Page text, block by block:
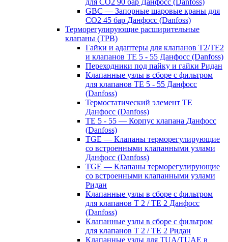
для CO2 90 бар Данфосс (Danfoss)
GBC — Запорные шаровые краны для
CO2 45 бар Данфосс (Danfoss)
Терморегулирующие расширительные
клапаны (ТРВ)
Гайки и адаптеры для клапанов T2/TE2
и клапанов TE 5 - 55 Данфосс (Danfoss)
Переходники под пайку и гайки Ридан
Клапанные узлы в сборе с фильтром
для клапанов TE 5 - 55 Данфосс
(Danfoss)
Термостатический элемент TE
Данфосс (Danfoss)
TE 5 - 55 — Корпус клапана Данфосс
(Danfoss)
TGE — Клапаны терморегулирующие
со встроенными клапанными узлами
Данфосс (Danfoss)
TGE — Клапаны терморегулирующие
со встроенными клапанными узлами
Ридан
Клапанные узлы в сборе с фильтром
для клапанов T 2 / TE 2 Данфосс
(Danfoss)
Клапанные узлы в сборе с фильтром
для клапанов T 2 / TE 2 Ридан
Клапанные узлы для TUA/TUAE в